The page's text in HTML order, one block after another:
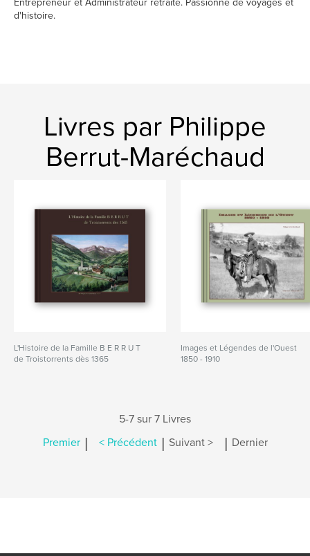
Entrepreneur et Administrateur retraité. Passionné de voyages et
d'histoire.
Livres par Philippe
Berrut-Maréchaud
L'Histoire de la Famille B E R R U T
de Troistorrents dès 1365
Images et Légendes de l'Ouest
1850 - 1910
5-7 sur 7 Livres
Premier | < Précédent | Suivant > | Dernier